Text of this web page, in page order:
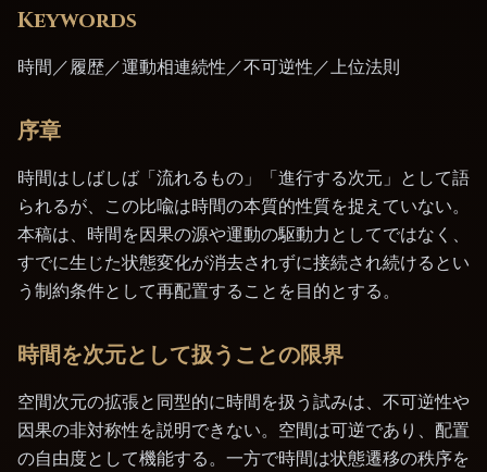
Keywords
時間／履歴／運動相連続性／不可逆性／上位法則
序章
時間はしばしば「流れるもの」「進行する次元」として語
られるが、この比喩は時間の本質的性質を捉えていない。
本稿は、時間を因果の源や運動の駆動力としてではなく、
すでに生じた状態変化が消去されずに接続され続けるとい
う制約条件として再配置することを目的とする。
時間を次元として扱うことの限界
空間次元の拡張と同型的に時間を扱う試みは、不可逆性や
因果の非対称性を説明できない。空間は可逆であり、配置
の自由度として機能する。一方で時間は状態遷移の秩序を